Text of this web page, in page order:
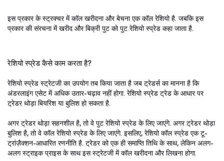
इस प्रकार के स्ट्रक्चर में कॉल खरीदना और बेचना एक कॉल रेशियो है. जबकि इस
प्रकार की संरचना में खरीद और बिक्री पुट को पुट रेशियो स्प्रेड कहा जाता है.
रेशियो स्प्रेड कैसे काम करता है?
रेशियो स्प्रेड स्ट्रेटजी का उपयोग तब किया जाता है जब ट्रेडर्स का मानना है कि
अंडरलाइंग एसेट में अधिक उतार-चढ़ाव नहीं होगा. रेशियो स्प्रेड ट्रेड के आधार पर
ट्रेडर थोड़ा बियरिश या बुलिश हो सकता है.
अगर ट्रेडर थोड़ा सहनशील है, तो वे पुट रेशियो स्प्रेड के लिए जाएंगे. अगर ट्रेडर थोड़ा
बुलिश है, तो वे कॉल रेशियो स्प्रेड के लिए जाएंगे. इसलिए, रेशियो कॉल स्प्रेड एक टू-
ट्रांज़ैक्शन-आधारित रणनीति है. ट्रेडर को एक ही समाप्ति तिथि के साथ, लेकिन अलग-
अलग स्ट्राइक प्राइस के साथ इस स्ट्रेटजी में कॉल खरीदना और लिखना होगा.